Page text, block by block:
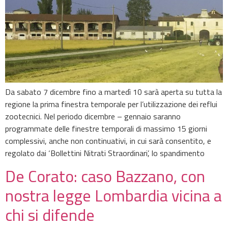
Da ‪sabato 7 dicembre‬ fino a ‪martedì 10 sarà aperta su tutta la
regione la prima finestra temporale per l’utilizzazione dei reflui
zootecnici. Nel periodo dicembre – gennaio saranno
programmate delle finestre temporali di massimo 15 giorni
complessivi, anche non continuativi, in cui sarà consentito, e
regolato dai ‘Bollettini Nitrati Straordinari’, lo spandimento
De Corato: caso Bazzano, con
nostra legge Lombardia vicina a
chi si difende